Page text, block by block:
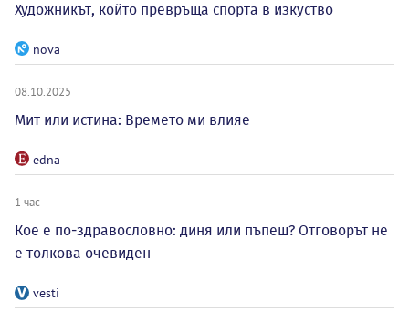
Художникът, който превръща спорта в изкуство
nova
08.10.2025
Мит или истина: Времето ми влияе
edna
1 час
Кое е по-здравословно: диня или пъпеш? Отговорът не
е толкова очевиден
vesti